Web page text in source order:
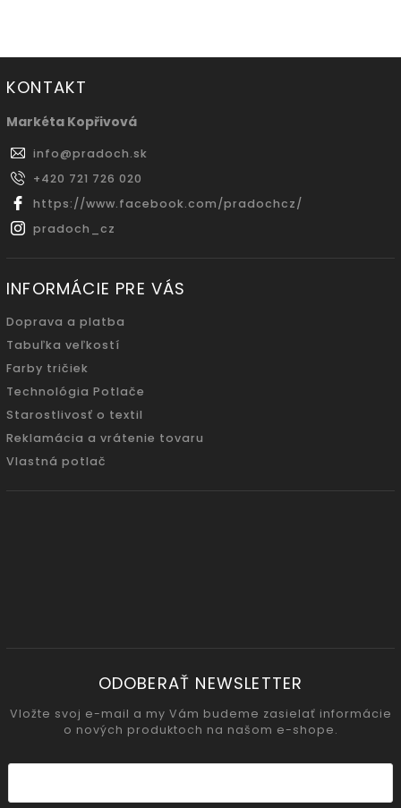
KONTAKT
Markéta Kopřivová
info@pradoch.sk
+420 721 726 020
https://www.facebook.com/pradochcz/
pradoch_cz
INFORMÁCIE PRE VÁS
Doprava a platba
Tabuľka veľkostí
Farby tričiek
Technológia Potlače
Starostlivosť o textil
Reklamácia a vrátenie tovaru
Vlastná potlač
ODOBERAŤ NEWSLETTER
Vložte svoj e-mail a my Vám budeme zasielať informácie
o nových produktoch na našom e-shope.